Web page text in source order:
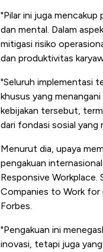
"Pilar ini juga
dan mental. Dalam
mitigasi risiko
dan produktivitas
"Seluruh implementasi
khusus yang
kebijakan tersebut,
dari fondasi sosial yang
Menurut dia, upaya
pengakuan
Responsive Workplace.
Companies to Work for
Forbes.
"Pengakuan ini
inovasi, tetapi juga